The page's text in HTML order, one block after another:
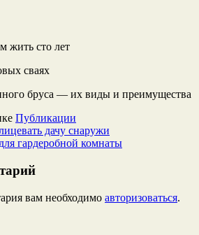
жить сто лет
сваях
бруса — их виды и преимущества
Публикации
дачу снаружи
гардеробной комнаты
вам необходимо авторизоваться.